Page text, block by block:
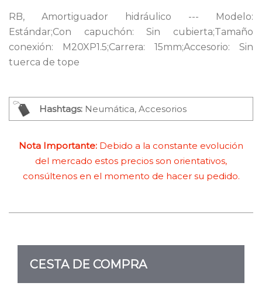
RB, Amortiguador hidráulico --- Modelo:
Estándar;Con capuchón: Sin cubierta;Tamaño
conexión: M20XP1.5;Carrera: 15mm;Accesorio: Sin
tuerca de tope
Hashtags: Neumática, Accesorios
Nota Importante: Debido a la constante evolución
del mercado estos precios son orientativos,
consúltenos en el momento de hacer su pedido.
CESTA DE COMPRA